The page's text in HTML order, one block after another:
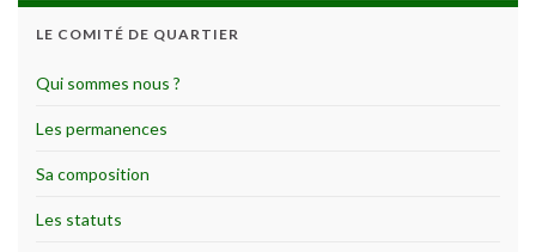
LE COMITÉ DE QUARTIER
Qui sommes nous ?
Les permanences
Sa composition
Les statuts